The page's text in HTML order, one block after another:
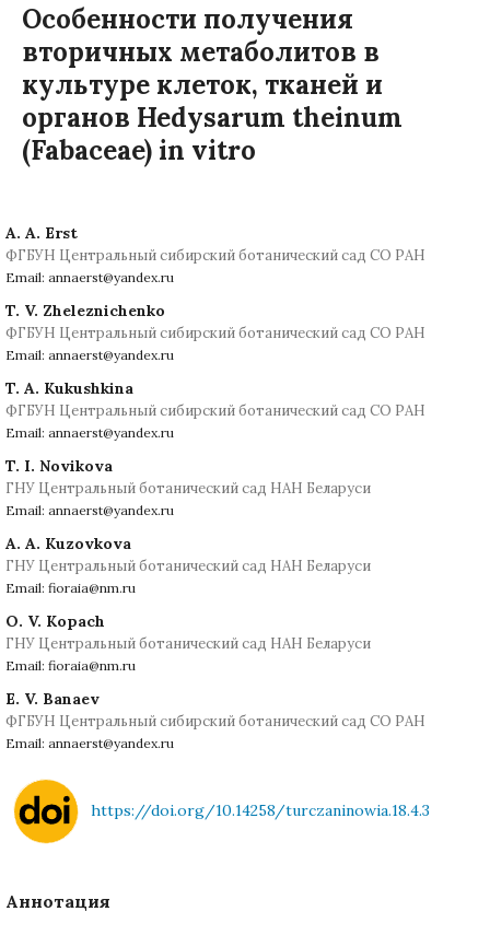
Особенности получения
вторичных метаболитов в
культуре клеток, тканей и
органов Hedysarum theinum
(Fabaceae) in vitro
A. A. Erst
ФГБУН Центральный сибирский ботанический сад СО РАН
Email: annaerst@yandex.ru
T. V. Zheleznichenko
ФГБУН Центральный сибирский ботанический сад СО РАН
Email: annaerst@yandex.ru
T. A. Kukushkina
ФГБУН Центральный сибирский ботанический сад СО РАН
Email: annaerst@yandex.ru
T. I. Novikova
ГНУ Центральный ботанический сад НАН Беларуси
Email: annaerst@yandex.ru
A. A. Kuzovkova
ГНУ Центральный ботанический сад НАН Беларуси
Email: fioraia@nm.ru
O. V. Kopach
ГНУ Центральный ботанический сад НАН Беларуси
Email: fioraia@nm.ru
E. V. Banaev
ФГБУН Центральный сибирский ботанический сад СО РАН
Email: annaerst@yandex.ru
https://doi.org/10.14258/turczaninowia.18.4.3
Аннотация